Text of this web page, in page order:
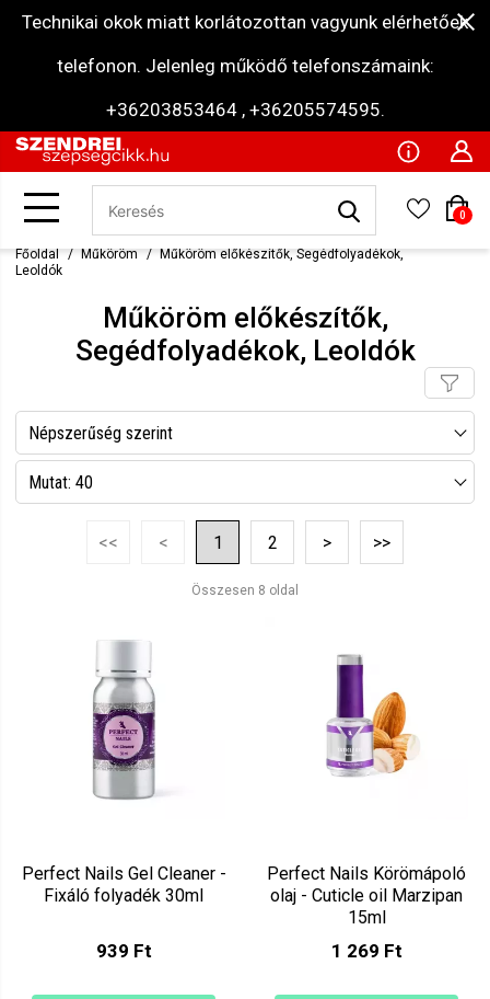
Technikai okok miatt korlátozottan vagyunk elérhetőek
telefonon. Jelenleg működő telefonszámaink:
+36203853464 , +36205574595.
0
Főoldal Műköröm
Műköröm előkészítők, Segédfolyadékok,
Leoldók
Műköröm előkészítők,
Segédfolyadékok, Leoldók
Népszerűség szerint
Név szerint csökkenő
Mutat: 40
<< < 1 2 > >>
Összesen 8 oldal
Perfect Nails Gel Cleaner -
Fixáló folyadék 30ml
939 Ft
Perfect Nails Körömápoló
olaj - Cuticle oil Marzipan
15ml
1 269 Ft